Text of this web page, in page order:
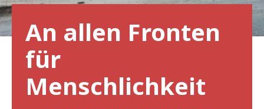
An allen Fronten
für
Menschlichkeit